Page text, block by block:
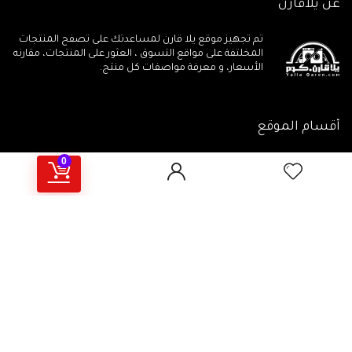
0
عن يلاقارن
تم تجهيز موقع يلا قارن لمساعدتك على تصفح المنتجات
المخلتفة على مواقع التسوق ، العثور على المنتجات، مقارنه
الأسعار، و معرفة مواصفات كل منتج.
أقسام الموقع
جميع المنتجات